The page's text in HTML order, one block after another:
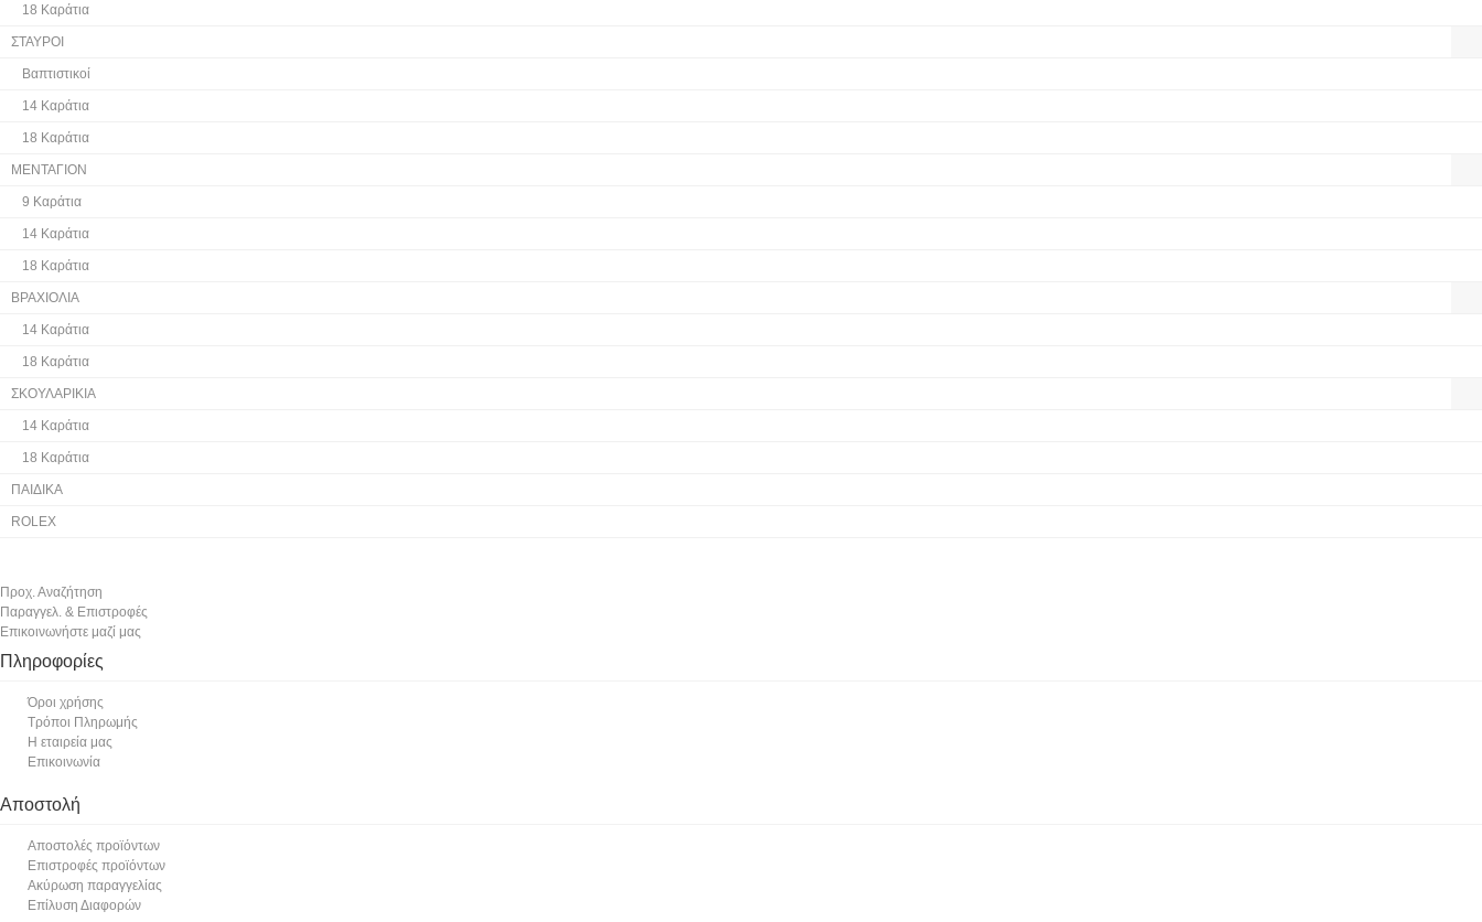
18 Καράτια
ΣΤΑΥΡΟΙ
Βαπτιστικοί
14 Καράτια
18 Καράτια
ΜΕΝΤΑΓΙΟΝ
9 Καράτια
14 Καράτια
18 Καράτια
ΒΡΑΧΙΟΛΙΑ
14 Καράτια
18 Καράτια
ΣΚΟΥΛΑΡΙΚΙΑ
14 Καράτια
18 Καράτια
ΠΑΙΔΙΚΑ
ROLEX
Προχ. Αναζήτηση
Παραγγελ. & Επιστροφές
Επικοινωνήστε μαζί μας
Πληροφορίες
Όροι χρήσης
Τρόποι Πληρωμής
Η εταιρεία μας
Επικοινωνία
Αποστολή
Αποστολές προϊόντων
Επιστροφές προϊόντων
Ακύρωση παραγγελίας
Επίλυση Διαφορών